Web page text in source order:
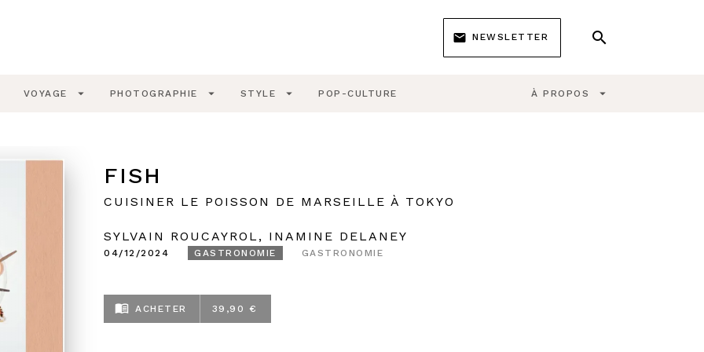
email NEWSLETTER search
VOYAGE arrow_drop_down PHOTOGRAPHIE arrow_drop_down STYLE arrow_drop_down POP-CULTURE À PROPOS arrow_drop_down
FISH
CUISINER LE POISSON DE MARSEILLE À TOKYO
SYLVAIN ROUCAYROL, INAMINE DELANEY
04/12/2024 GASTRONOMIE GASTRONOMIE
menu_book ACHETER 39,90 €